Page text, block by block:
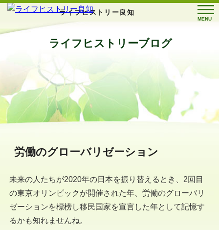
ライフヒストリー良知
MENU
ライフヒストリーブログ
労働のグローバリゼーション
未来の人たちが2020年の日本を振り替えるとき、2回目
の東京オリンピックが開催された年、労働のグローバリ
ゼーションを標榜し移民国家を宣言した年として記憶す
るかも知れませんね。